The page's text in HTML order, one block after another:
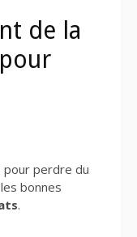
de la
pour perdre du
bonnes
.